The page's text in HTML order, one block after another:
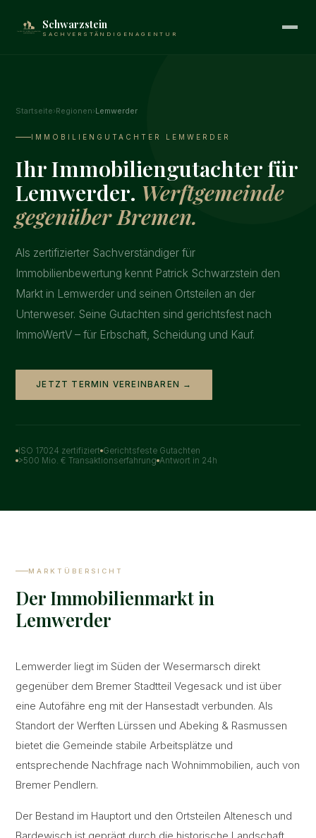
Schwarzstein
SACHVERSTÄNDIGENAGENTUR
Startseite›Regionen›Lemwerder
IMMOBILIENGUTACHTER LEMWERDER
Ihr Immobiliengutachter für
Lemwerder. Werftgemeinde
gegenüber Bremen.
Als zertifizierter Sachverständiger für
Immobilienbewertung kennt Patrick Schwarzstein den
Markt in Lemwerder und seinen Ortsteilen an der
Unterweser. Seine Gutachten sind gerichtsfest nach
ImmoWertV – für Erbschaft, Scheidung und Kauf.
JETZT TERMIN VEREINBAREN →
ISO 17024 zertifiziert Gerichtsfeste Gutachten
>500 Mio. € Transaktionserfahrung Antwort in 24h
MARKTÜBERSICHT
Der Immobilienmarkt in
Lemwerder
Lemwerder liegt im Süden der Wesermarsch direkt
gegenüber dem Bremer Stadtteil Vegesack und ist über
eine Autofähre eng mit der Hansestadt verbunden. Als
Standort der Werften Lürssen und Abeking & Rasmussen
bietet die Gemeinde stabile Arbeitsplätze und
entsprechende Nachfrage nach Wohnimmobilien, auch von
Bremer Pendlern.
Der Bestand im Hauptort und den Ortsteilen Altenesch und